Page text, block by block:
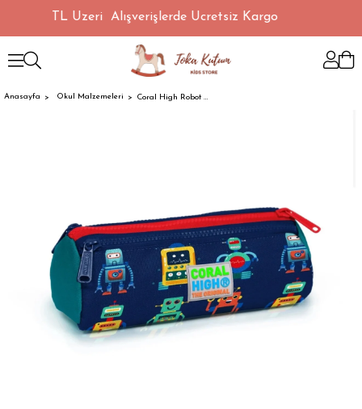
1500 TL Üzeri Alışverişlerde Ücretsiz Kargo
Anasayfa Okul Malzemeleri Coral High Robot Desenli 3 Bölme Kalemlik